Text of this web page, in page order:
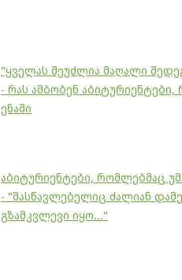
"ყველას შეუძლია მაღალი
- რას ამბობენ
ენაში
აბიტურიენტები, რომლებმაც
- "მასწავლებელიც ძალიან
გზამკვლევი იყო..."